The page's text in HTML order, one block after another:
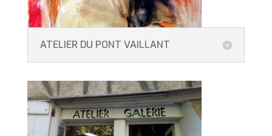
ATELIER DU PONT VAILLANT